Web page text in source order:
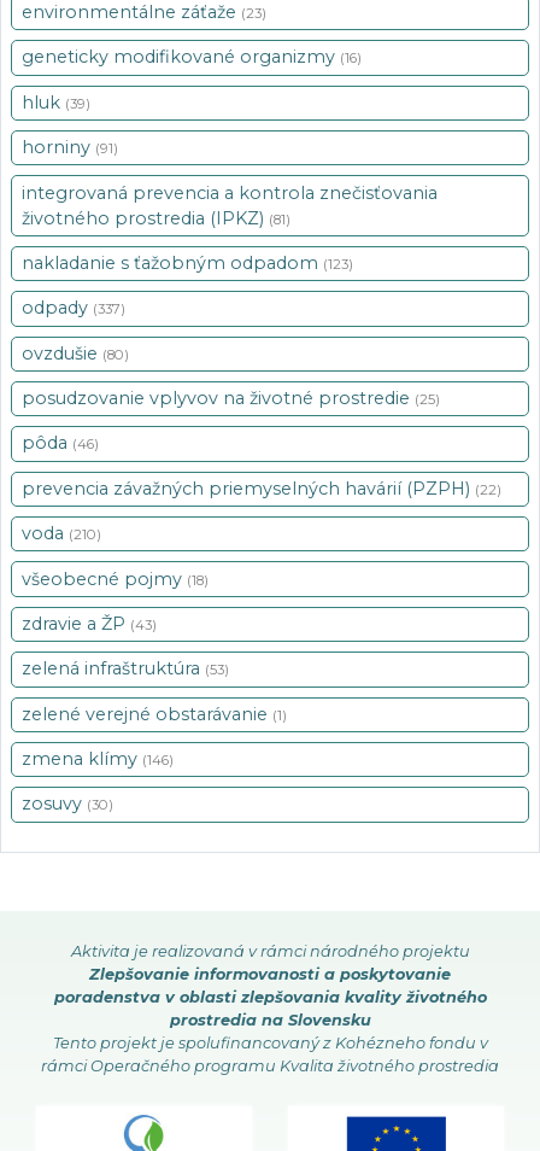
environmentálne záťaže (23)
geneticky modifikované organizmy (16)
hluk (39)
horniny (91)
integrovaná prevencia a kontrola znečisťovania
životného prostredia (IPKZ) (81)
nakladanie s ťažobným odpadom (123)
odpady (337)
ovzdušie (80)
posudzovanie vplyvov na životné prostredie (25)
pôda (46)
prevencia závažných priemyselných havárií (PZPH) (22)
voda (210)
všeobecné pojmy (18)
zdravie a ŽP (43)
zelená infraštruktúra (53)
zelené verejné obstarávanie (1)
zmena klímy (146)
zosuvy (30)
Aktivita je realizovaná v rámci národného projektu
Zlepšovanie informovanosti a poskytovanie
poradenstva v oblasti zlepšovania kvality životného
prostredia na Slovensku
Tento projekt je spolufinancovaný z Kohézneho fondu v
rámci Operačného programu Kvalita životného prostredia